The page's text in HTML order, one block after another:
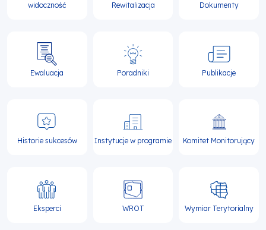
widoczność
Rewitalizacja Dokumenty
Ewaluacja Poradniki Publikacje
Historie sukcesów Instytucje w programie Komitet Monitorujący
Eksperci WROT Wymiar Terytorialny